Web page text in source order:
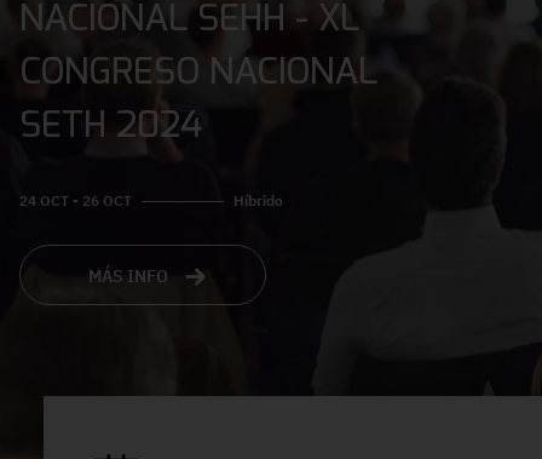
NACIONAL SEHH - XL
CONGRESO NACIONAL
SETH 2024
24 OCT - 26 OCT Híbrido
MÁS INFO